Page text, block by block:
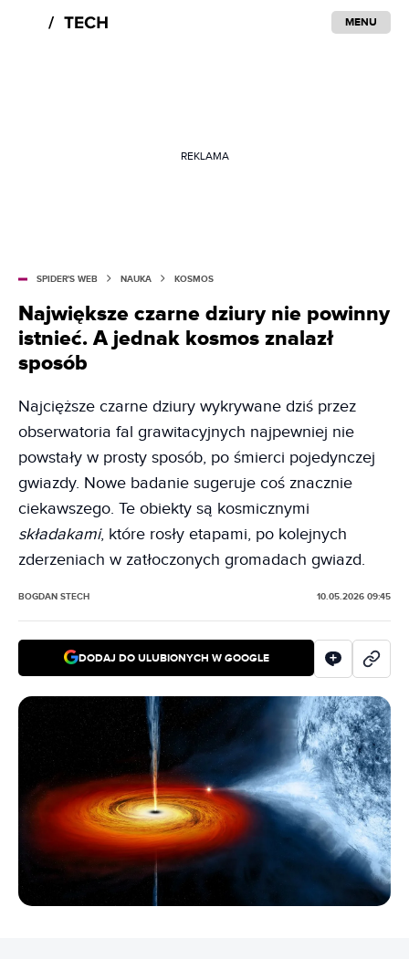
MENU
REKLAMA
SPIDER'S WEB NAUKA KOSMOS
Największe czarne dziury nie powinny
istnieć. A jednak kosmos znalazł
sposób
Najcięższe czarne dziury wykrywane dziś przez
obserwatoria fal grawitacyjnych najpewniej nie
powstały w prosty sposób, po śmierci pojedynczej
gwiazdy. Nowe badanie sugeruje coś znacznie
ciekawszego. Te obiekty są kosmicznymi
składakami, które rosły etapami, po kolejnych
zderzeniach w zatłoczonych gromadach gwiazd.
BOGDAN STECH 10.05.2026 09:45
DODAJ DO ULUBIONYCH W GOOGLE